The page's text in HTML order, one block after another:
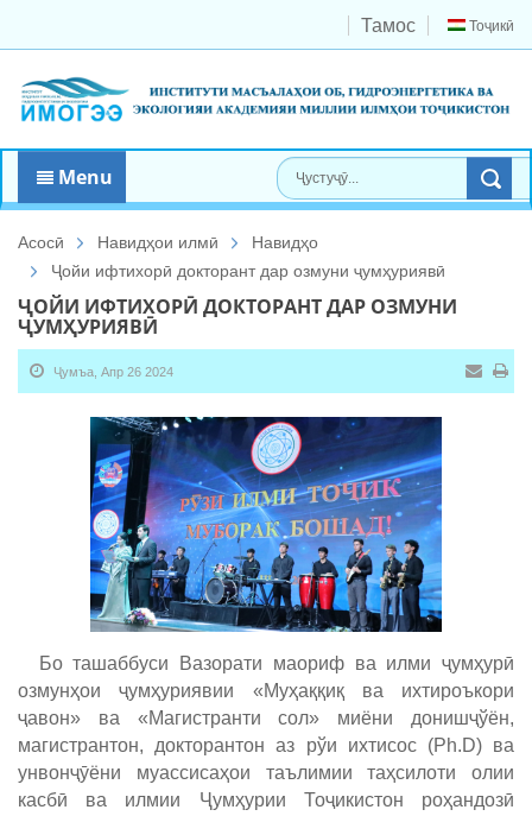
Тоҷикӣ
Тамос
Menu
Асосӣ Навидҳои илмӣ
Навидҳо
Ҷойи ифтихорӣ докторант дар озмуни ҷумҳуриявӣ
ҶОЙИ ИФТИХОРӢ ДОКТОРАНТ ДАР ОЗМУНИ
ҶУМҲУРИЯВӢ
Ҷумъа, Апр 26 2024
Бо ташаббуси Вазорати маориф ва илми ҷумҳурӣ
озмунҳои ҷумҳуриявии «Муҳаққиқ ва ихтироъкори
ҷавон» ва «Магистранти сол» миёни донишҷўён,
магистрантон, докторантон аз рўи ихтисос (Ph.D) ва
унвонҷӯёни муассисаҳои таълимии таҳсилоти олии
касбӣ ва илмии Ҷумҳурии Тоҷикистон роҳандозӣ